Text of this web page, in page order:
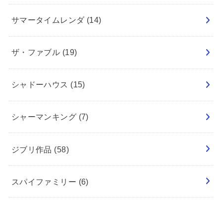
サマータイムレンダ (14)
ザ・ファブル (19)
シャドーハウス (15)
シャーマンキング (7)
ジブリ作品 (58)
スパイファミリー (6)